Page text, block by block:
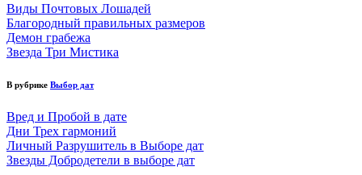
Виды Почтовых Лошадей
Благородный правильных размеров
Демон грабежа
Звезда Три Мистика
В рубрике Выбор дат
Вред и Пробой в дате
Дни Трех гармоний
Личный Разрушитель в Выборе дат
Звезды Добродетели в выборе дат